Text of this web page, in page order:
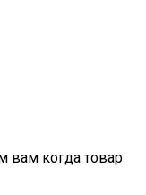
вам когда товар